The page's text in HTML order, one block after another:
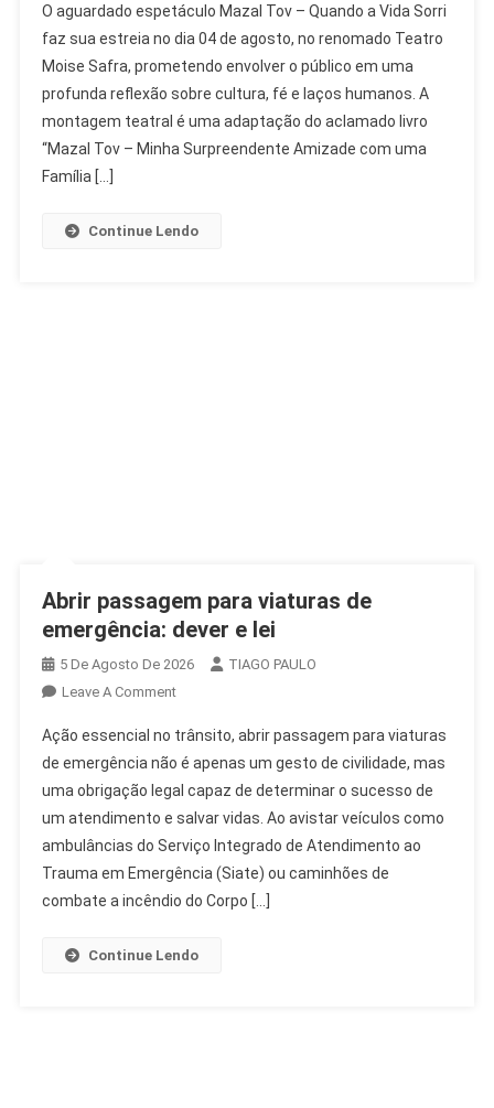
Mazal
Tov
Estreia
No
Teatro
Moise
O aguardado espetáculo Mazal Tov – Quando a Vida Sorri
faz sua estreia no dia 04 de agosto, no renomado Teatro
Moise Safra, prometendo envolver o público em uma
profunda reflexão sobre cultura, fé e laços humanos. A
montagem teatral é uma adaptação do aclamado livro
“Mazal Tov – Minha Surpreendente Amizade com uma
Família […]
Continue Lendo
Abrir passagem para viaturas de
emergência: dever e lei
5 De Agosto De 2026
TIAGO PAULO
Leave A CommentOn
Passagem
Para
Viaturas
De
Emergência:
Dever
E
Ação essencial no trânsito, abrir passagem para viaturas
de emergência não é apenas um gesto de civilidade, mas
uma obrigação legal capaz de determinar o sucesso de
um atendimento e salvar vidas. Ao avistar veículos como
ambulâncias do Serviço Integrado de Atendimento ao
Trauma em Emergência (Siate) ou caminhões de
combate a incêndio do Corpo […]
Continue Lendo